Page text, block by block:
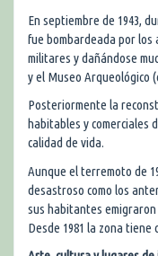
En septiembre de 1943,
fue bombardeada por
militares y dañándose
y el Museo Arqueológico
Posteriormente la
habitables y comerciales
calidad de vida.
Aunque el terremoto de
desastroso como los
sus habitantes
Desde 1981 la zona